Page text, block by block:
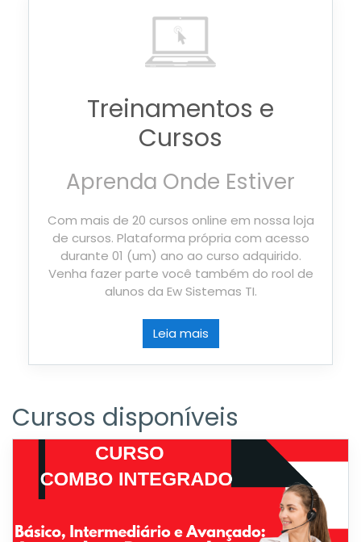
Treinamentos e
Cursos
Aprenda Onde Estiver
Com mais de 20 cursos online em nossa loja
de cursos. Plataforma própria com acesso
durante 01 (um) ano ao curso adquirido.
Venha fazer parte você também do rool de
alunos da Ew Sistemas TI.
Leia mais
Cursos disponíveis